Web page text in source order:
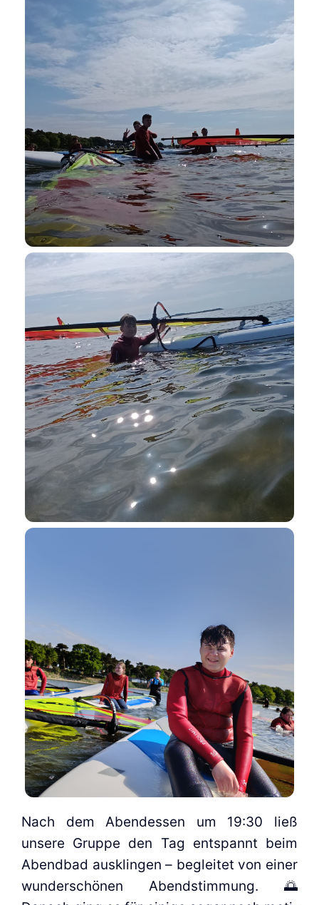
Nach dem Abend­essen um 19:30 ließ
unse­re Grup­pe den Tag ent­spannt beim
Abend­bad aus­klin­gen – beglei­tet von einer
wun­der­schö­nen Abend­stim­mung. 🌅